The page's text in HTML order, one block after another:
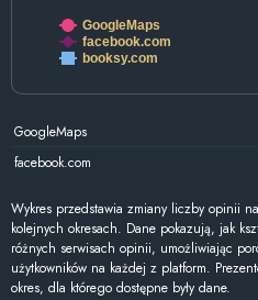
GoogleMaps
facebook.com
booksy.com
GoogleMaps
facebook.com
Wykres przedstawia zmiany liczby opinii
kolejnych okresach. Dane pokazują, jak
różnych serwisach opinii, umożliwiając
użytkowników na każdej z platform.
okres, dla którego dostępne były dane.